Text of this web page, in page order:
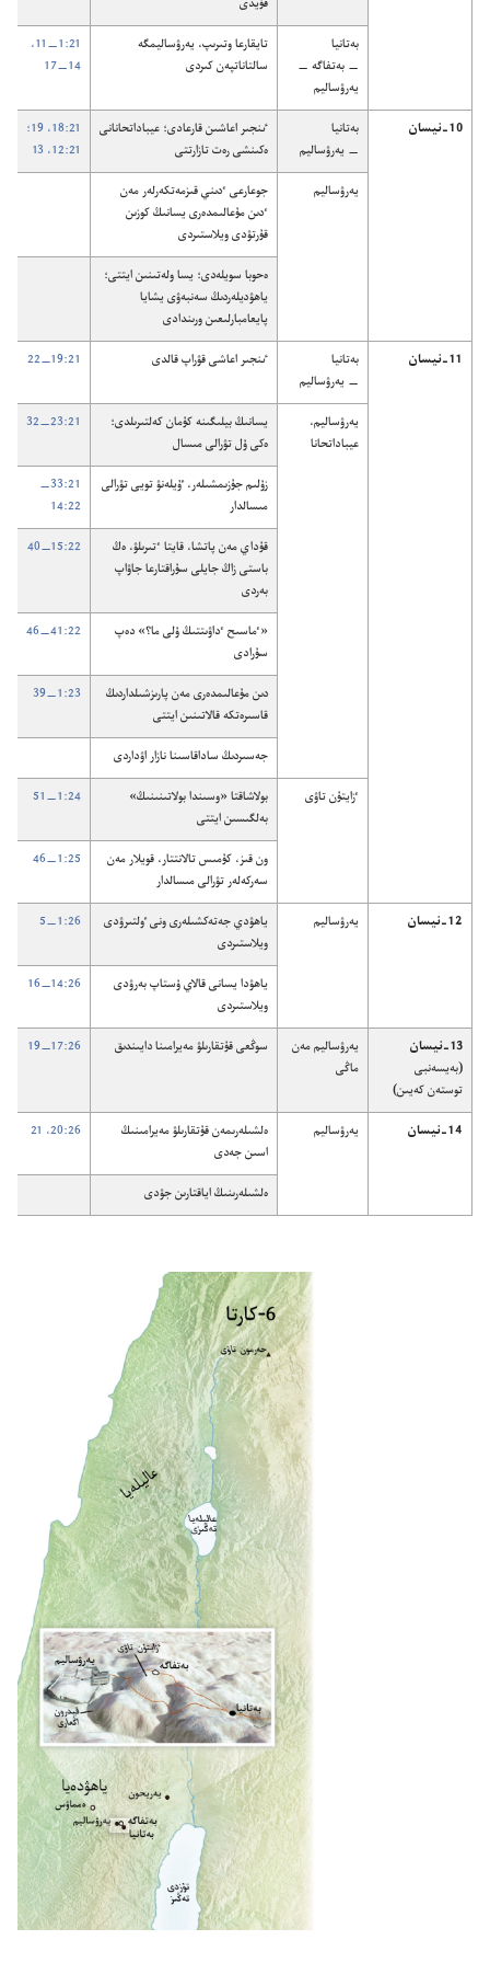
قۇ‌يدى
بە‌تانيا
—‏ بە‌تفاگە —‏
يە‌رۋساليم
تايقارعا وتىرىپ،‏ يە‌رۋساليمگە
سالتاناتپە‌ن كىردى
21:‏1—‏11،‏
14—‏17
10-‏نيسان
بە‌تانيا
—‏ يە‌رۋساليم
ٸنجىر اعاشىن قارعادى؛‏ عيباداتحانانى
ە‌كىنشى رە‌ت تازارتتى
21:‏18،‏ 19؛‏
21:‏12،‏ 13
يە‌رۋساليم
جوعارعى ٴ‌دىني قىزمە‌تكە‌رلە‌ر مە‌ن
ٴ‌دىن مۇ‌عالىمدە‌رى يسانىڭ كوزىن
قۇ‌رتۋدى ويلاستىردى
ە‌حوبا سويلە‌دى؛‏ يسا ولە‌تىنىن ايتتى؛‏
ياھۋديلە‌ردىڭ سە‌نبە‌ۋى يشايا
پايعامبارلىعىن ورىندادى
11-‏نيسان
بە‌تانيا
—‏ يە‌رۋساليم
ٸنجىر اعاشى قۋراپ قالدى 21:‏19—‏22
يە‌رۋساليم،‏
عيباداتحانا
يسانىڭ بيلىگىنە كۇ‌مان كە‌لتىرىلدى؛‏
ە‌كى ۇ‌ل تۋرالى مىسال
21:‏23—‏32
زۇ‌لىم جۇ‌زىمشىلە‌ر،‏ ٷيلە‌نۋ تويى تۋرالى
مىسالدار
21:‏33—‏
22:‏14
قۇ‌داي مە‌ن پاتشا،‏ قايتا ٴ‌تىرىلۋ،‏ ە‌ڭ
باستى زاڭ جايلى سۇ‌راقتارعا جاۋاپ
بە‌ردى
22:‏15—‏40
‏«ٴ‌ماسىح ٴ‌داۋىتتىڭ ۇ‌لى ما؟‏» دە‌پ
سۇ‌رادى
22:‏41—‏46
دىن مۇ‌عالىمدە‌رى مە‌ن پارىزشىلداردىڭ
قاسىرە‌تكە قالاتىنىن ايتتى
23:‏1—‏39
جە‌سىردىڭ ساداقاسىنا نازار اۋداردى
ٴ‌زايتۇ‌ن تاۋى
بولاشاقتا «وسىندا بولاتىنىنىڭ»
بە‌لگىسىن ايتتى
24:‏1—‏51
ون قىز،‏ كۇ‌مىس تالانتتار،‏ قويلار مە‌ن
سە‌ركە‌لە‌ر تۋرالى مىسالدار
25:‏1—‏46
12-‏نيسان يە‌رۋساليم
ياھۋدي جە‌تە‌كشىلە‌رى ونى ٶلتىرۋدى
ويلاستىردى
26:‏1—‏5
ياھۋدا يسانى قالاي ۇ‌ستاپ بە‌رۋدى
ويلاستىردى
26:‏14—‏16
13-‏نيسان
(‏بە‌يسە‌نبى
توستە‌ن كە‌يىن)‏
يە‌رۋساليم مە‌ن
ماڭى
سوڭعى قۇ‌تقارىلۋ مە‌يرامىنا دايىندىق 26:‏17—‏19
14-‏نيسان يە‌رۋساليم
ە‌لشىلە‌رىمە‌ن قۇ‌تقارىلۋ مە‌يرامىنىڭ
اسىن جە‌دى
26:‏20،‏ 21
ە‌لشىلە‌رىنىڭ اياقتارىن جۋدى